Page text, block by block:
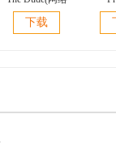
拓扑图绘制管
理) v3.5 绿色免
下载
图